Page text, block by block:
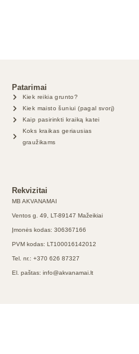
Patarimai
Kiek reikia grunto?
Kiek maisto šuniui (pagal svorį)
Kaip pasirinkti kraiką katei
Koks kraikas geriausias
graužikams
Rekvizitai
MB AKVANAMAI
Ventos g. 49, LT-89147 Mažeikiai
Įmonės kodas: 306367166
PVM kodas: LT100016142012
Tel. nr.: +370 626 87327
El. paštas: info@akvanamai.lt